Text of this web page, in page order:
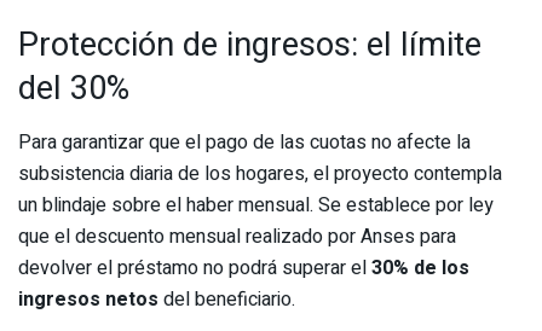
Protección de ingresos: el límite
del 30%
Para garantizar que el pago de las cuotas no afecte la
subsistencia diaria de los hogares, el proyecto contempla
un blindaje sobre el haber mensual. Se establece por ley
que el descuento mensual realizado por Anses para
devolver el préstamo no podrá superar el30% de los
ingresos netos del beneficiario.